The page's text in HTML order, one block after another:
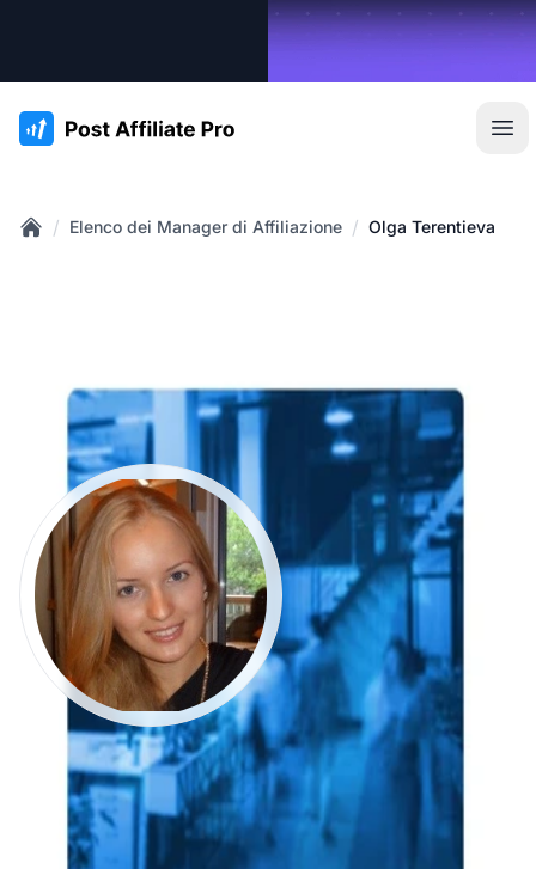
:site.title
/ Elenco dei Manager di Affiliazione / Olga Terentieva